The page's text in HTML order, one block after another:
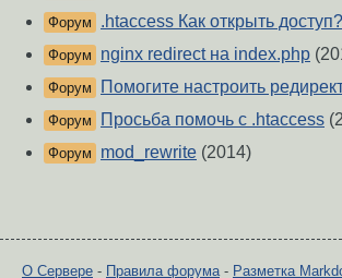
Форум .htaccess Как открыть
Форум nginx redirect на index.php
Форум Помогите настроить
Форум Просьба помочь с .htaccess
Форум mod_rewrite (2014)
О Сервере - Правила форума- Разметка